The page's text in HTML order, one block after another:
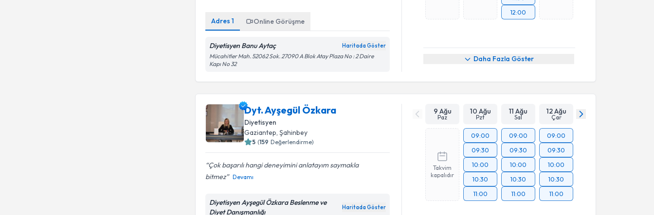
Adres1 Online Görüşme
Diyetisyen Banu Aytaç Haritada Göster
Mücahitler Mah. 52062 Sok. 27090 A Blok Atay Plaza No : 2 Daire
Kapı No 32
12:00
Daha Fazla Göster
Dyt. Ayşegül Özkara
Diyetisyen
Gaziantep, Şahinbey
5 (159 Değerlendirme)
Çok başarılı hangi deneyimini anlatayım saymakla
bitmez
Devamı
Diyetisyen Ayşegül Özkara Beslenme ve
Diyet Danışmanlığı
Haritada Göster
9 Ağu
Paz
10 Ağu
Pzt
11 Ağu
Sal
12 Ağu
Çar
Takvim
kapalıdır
09:00
09:30
10:00
10:30
11:00
09:00
09:30
10:00
10:30
11:00
09:00
09:30
10:00
10:30
11:00